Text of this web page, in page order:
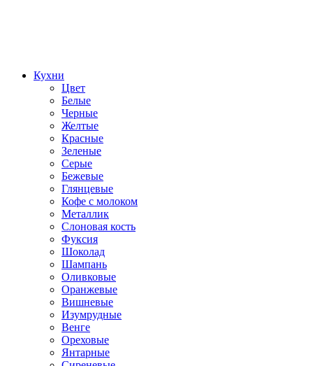
Кухни
Цвет
Белые
Черные
Желтые
Красные
Зеленые
Серые
Бежевые
Глянцевые
Кофе с молоком
Металлик
Слоновая кость
Фуксия
Шоколад
Шампань
Оливковые
Оранжевые
Вишневые
Изумрудные
Венге
Ореховые
Янтарные